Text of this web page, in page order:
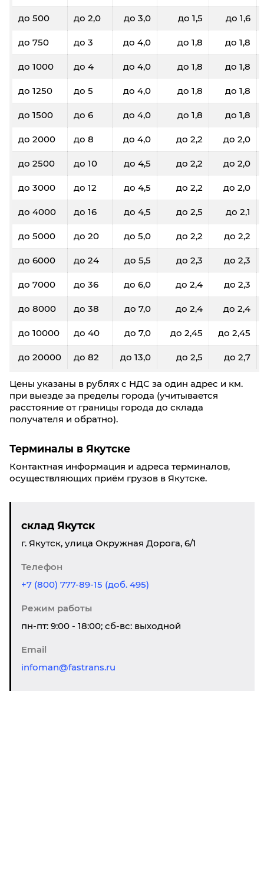
до 500 до 2,0 до 3,0 до 1,5 до 1,6
до 750 до 3 до 4,0 до 1,8 до 1,8
до 1000 до 4 до 4,0 до 1,8 до 1,8
до 1250 до 5 до 4,0 до 1,8 до 1,8
до 1500 до 6 до 4,0 до 1,8 до 1,8
до 2000 до 8 до 4,0 до 2,2 до 2,0
до 2500 до 10 до 4,5 до 2,2 до 2,0
до 3000 до 12 до 4,5 до 2,2 до 2,0
до 4000 до 16 до 4,5 до 2,5 до 2,1
до 5000 до 20 до 5,0 до 2,2 до 2,2
до 6000 до 24 до 5,5 до 2,3 до 2,3
до 7000 до 36 до 6,0 до 2,4 до 2,3
до 8000 до 38 до 7,0 до 2,4 до 2,4
до 10000 до 40 до 7,0 до 2,45 до 2,45
до 20000 до 82 до 13,0 до 2,5 до 2,7
Цены указаны в рублях с НДС за один адрес и км.
при выезде за пределы города (учитывается
расстояние от границы города до склада
получателя и обратно).
Терминалы в Якутске
Контактная информация и адреса терминалов,
осуществляющих приём грузов в Якутске.
склад Якутск
г. Якутск, улица Окружная Дорога, 6/1
Телефон
+7 (800) 777-89-15 (доб. 495)
Режим работы
пн-пт: 9:00 - 18:00; сб-вс: выходной
Email
infoman@fastrans.ru